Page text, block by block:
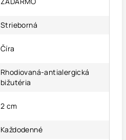
Strieborná
Číra
Rhodiovaná-antialergická
bižutéria
2 cm
Každodenné